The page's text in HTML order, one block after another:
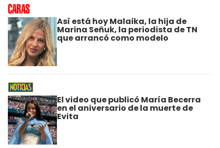
Así está hoy Malaika, la hija de
Marina Señuk, la periodista de TN
que arrancó como modelo
El video que publicó María Becerra
en el aniversario de la muerte de
Evita